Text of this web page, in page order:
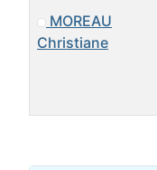
MOREAU
Christiane